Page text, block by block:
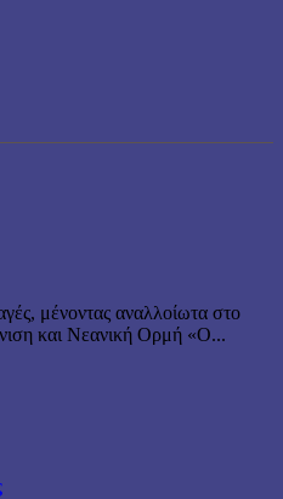
μένοντας αναλλοίωτα στο
και Νεανική Ορμή «Ο...